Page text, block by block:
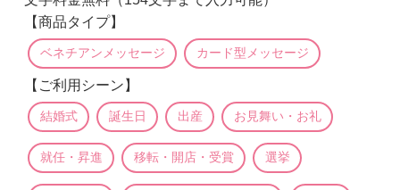
【商品タイプ】
ベネチアンメッセージ カード型メッセージ
【ご利用シーン】
結婚式 誕生日 出産 お見舞い・お礼
就任・昇進 移転・開店・受賞 選挙